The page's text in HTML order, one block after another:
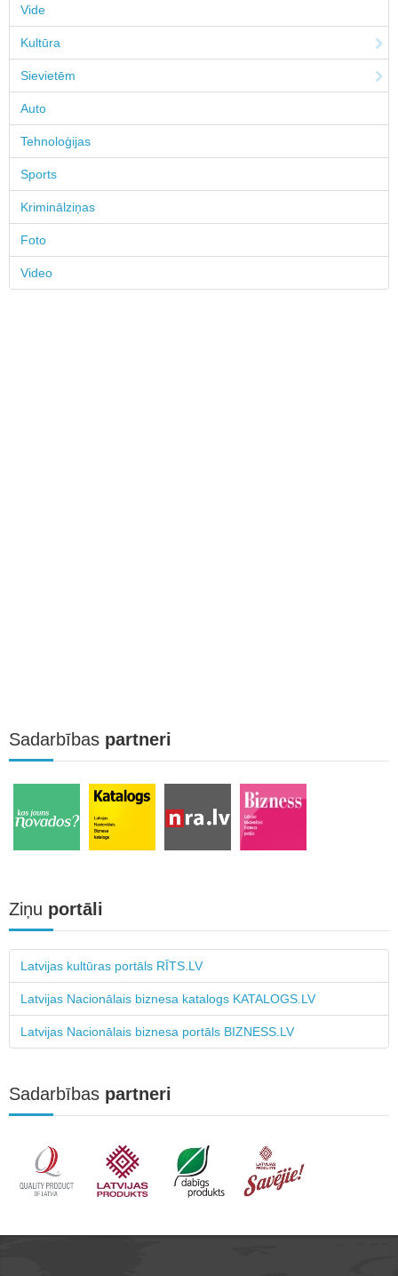
Vide
Kultūra
Sievietēm
Auto
Tehnoloģijas
Sports
Kriminālziņas
Foto
Video
Sadarbības partneri
Ziņu portāli
Latvijas kultūras portāls RĪTS.LV
Latvijas Nacionālais biznesa katalogs KATALOGS.LV
Latvijas Nacionālais biznesa portāls BIZNESS.LV
Sadarbības partneri